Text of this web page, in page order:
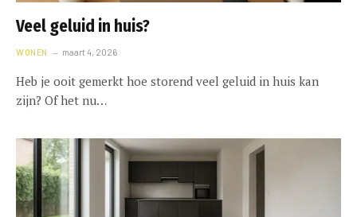
Veel geluid in huis?
WONEN maart 4, 2026
Heb je ooit gemerkt hoe storend veel geluid in huis kan
zijn? Of het nu…